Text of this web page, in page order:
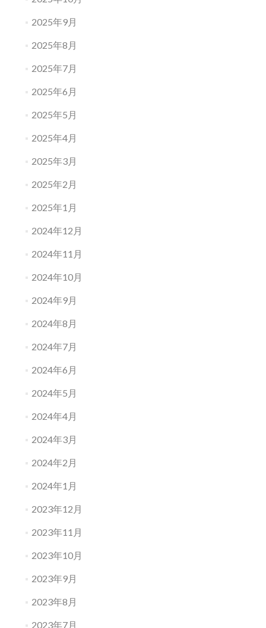
2025年9月
2025年8月
2025年7月
2025年6月
2025年5月
2025年4月
2025年3月
2025年2月
2025年1月
2024年12月
2024年11月
2024年10月
2024年9月
2024年8月
2024年7月
2024年6月
2024年5月
2024年4月
2024年3月
2024年2月
2024年1月
2023年12月
2023年11月
2023年10月
2023年9月
2023年8月
2023年7月